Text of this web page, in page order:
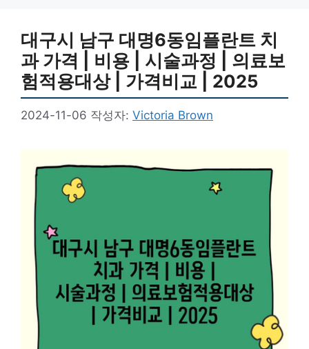
대구시 남구 대명6동임플란트 치
과 가격 | 비용 | 시술과정 | 의료보
험적용대상 | 가격비교 | 2025
2024-11-06 작성자: Victoria Brown